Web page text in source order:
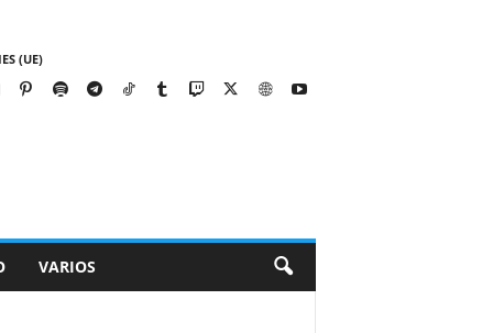
(UE)
VARIOS